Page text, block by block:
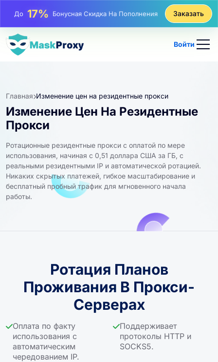
До 17% Бонусная Скидка На Пополнения
До25%
До 81% Скидка На Чередующиеся Покупки IP
Заказать
Войти
Главная Изменение цен на резидентные прокси
Изменение Цен На Резидентные
Прокси
Ротационные резидентные прокси с оплатой по мере
использования, начиная с 0,51 доллара США за ГБ, с
реальными резидентными IP и автоматической ротацией.
Никаких скрытых платежей, гибкое масштабирование и
бесплатный пробный трафик для мгновенного начала
работы.
Ротация Планов
Проживания В Прокси-
Серверах
Оплата по факту
использования с
автоматическим
чередованием IP.
Поддерживает
протоколы HTTP и
SOCKS5.